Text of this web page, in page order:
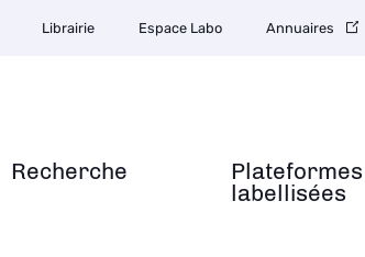
Recherche
Plateformes
labellisées
Librairie Espace Labo Annuaires